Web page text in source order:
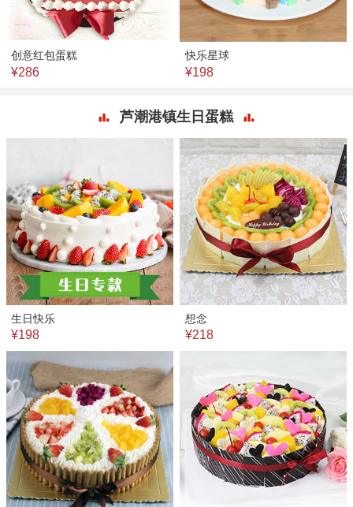
创意红包蛋糕
¥286
快乐星球
¥198
芦潮港镇生日蛋糕
生日快乐
¥198
想念
¥218